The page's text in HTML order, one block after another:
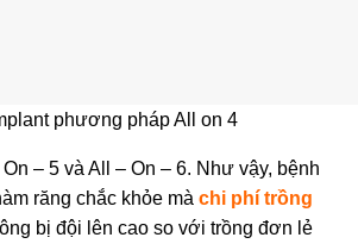
phương pháp All on 4
– 5 và All – On – 6. Như vậy, bệnh
răng chắc khỏe mà chi phí trồng
bị đội lên cao so với trồng đơn lẻ